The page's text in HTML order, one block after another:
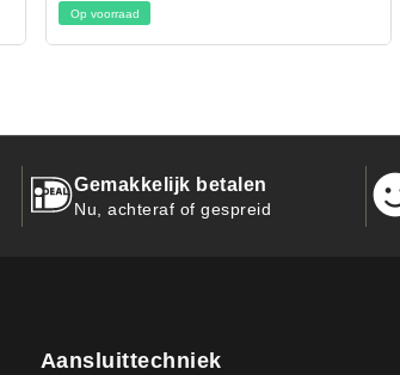
Op voorraad
Gemakkelijk betalen
Nu, achteraf of gespreid
Aansluittechniek